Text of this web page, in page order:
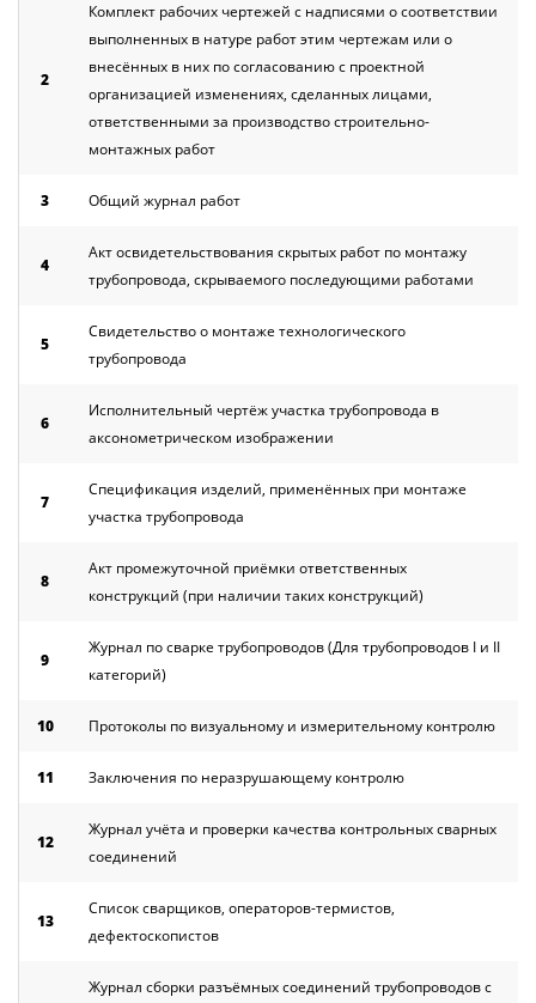
2
Комплект рабочих чертежей с надписями о соответствии
выполненных в натуре работ этим чертежам или о
внесённых в них по согласованию с проектной
организацией изменениях, сделанных лицами,
ответственными за производство строительно-
монтажных работ
3 Общий журнал работ
4
Акт освидетельствования скрытых работ по монтажу
трубопровода, скрываемого последующими работами
5
Свидетельство о монтаже технологического
трубопровода
6
Исполнительный чертёж участка трубопровода в
аксонометрическом изображении
7
Спецификация изделий, применённых при монтаже
участка трубопровода
8
Акт промежуточной приёмки ответственных
конструкций (при наличии таких конструкций)
9
Журнал по сварке трубопроводов (Для трубопроводов I и II
категорий)
10 Протоколы по визуальному и измерительному контролю
11 Заключения по неразрушающему контролю
12
Журнал учёта и проверки качества контрольных сварных
соединений
13
Список сварщиков, операторов-термистов,
дефектоскопистов
Журнал сборки разъёмных соединений трубопроводов с